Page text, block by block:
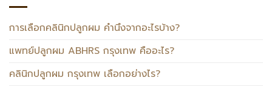
การเลือกคลินิกปลูกผม คำนึงจากอะไรบ้าง?
แพทย์ปลูกผม ABHRS กรุงเทพ คืออะไร?
คลินิกปลูกผม กรุงเทพ เลือกอย่างไร?